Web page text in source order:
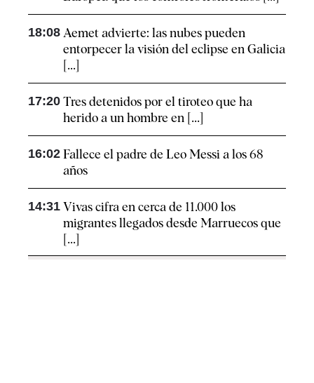
18:08 Aemet advierte: las nubes pueden
entorpecer la visión del eclipse en Galicia
[...]
17:20 Tres detenidos por el tiroteo que ha
herido a un hombre en [...]
16:02 Fallece el padre de Leo Messi a los 68
años
14:31 Vivas cifra en cerca de 11.000 los
migrantes llegados desde Marruecos que
[...]